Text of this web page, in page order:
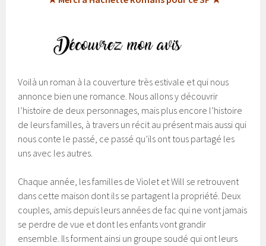
Voilà un roman à la couverture très estivale et qui nous
annonce bien une romance. Nous allons y découvrir
l’histoire de deux personnages, mais plus encore l’histoire
de leurs familles, à travers un récit au présent mais aussi qui
nous conte le passé, ce passé qu’ils ont tous partagé les
uns avec les autres.
Chaque année, les familles de Violet et Will se retrouvent
dans cette maison dont ils se partagent la propriété. Deux
couples, amis depuis leurs années de fac qui ne vont jamais
se perdre de vue et dont les enfants vont grandir
ensemble. Ils forment ainsi un groupe soudé qui ont leurs